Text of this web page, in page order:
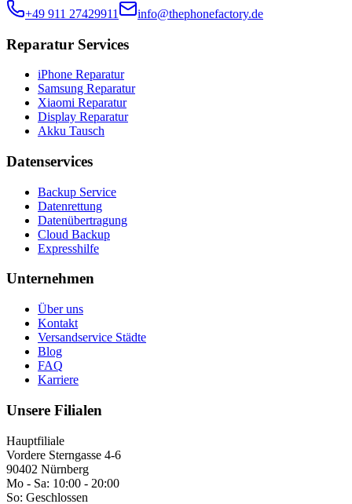
+49 911 27429911
info@thephonefactory.de
Reparatur Services
iPhone Reparatur
Samsung Reparatur
Xiaomi Reparatur
Display Reparatur
Akku Tausch
Datenservices
Backup Service
Datenrettung
Datenübertragung
Cloud Backup
Expresshilfe
Unternehmen
Über uns
Kontakt
Versandservice Städte
Blog
FAQ
Karriere
Unsere Filialen
Hauptfiliale
Vordere Sterngasse 4-6
90402 Nürnberg
Mo - Sa: 10:00 - 20:00
So: Geschlossen